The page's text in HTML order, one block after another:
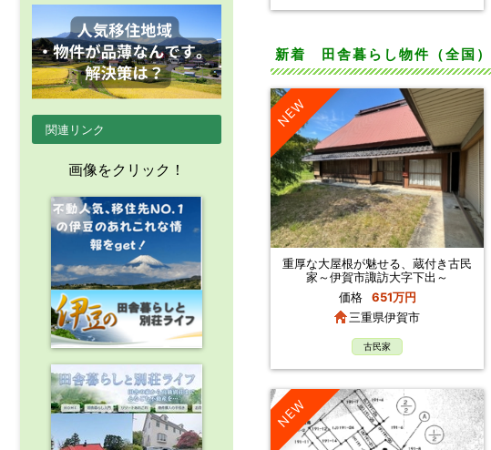
新着 田舎暮らし物件（全国）
重厚な大屋根が魅せる、蔵付き古民
家～伊賀市諏訪大字下出～
価格
651万円
NEW
三重県伊賀市
古民家
NEW
関連リンク
画像をクリック！